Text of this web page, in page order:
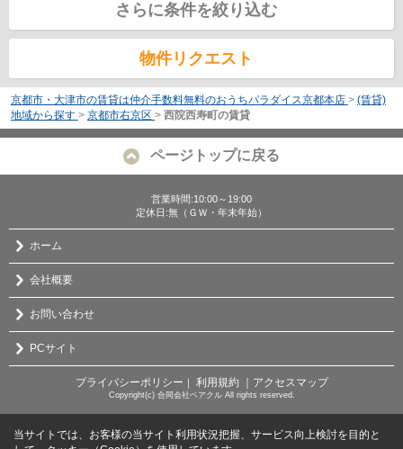
さらに条件を絞り込む
物件リクエスト
京都市・大津市の賃貸は仲介手数料無料のおうちパラダイス京都本店 > (賃貸)
地域から探す > 京都市右京区 > 西院西寿町の賃貸
ページトップに戻る
営業時間:10:00～19:00
定休日:無（ＧＷ・年末年始）
ホーム
会社概要
お問い合わせ
PCサイト
プライバシーポリシー ｜ 利用規約 ｜アクセスマップ
Copyright(c) 合同会社ベアクル All rights reserved.
当サイトでは、お客様の当サイト利用状況把握、サービス向上検討を目的と